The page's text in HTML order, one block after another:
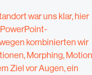
war uns klar, hier
kombinierten wir
Morphing, Motion
Ziel vor Augen, ein